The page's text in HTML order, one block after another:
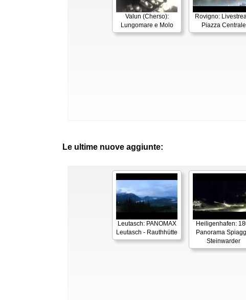
Valun (Cherso):
Lungomare e Molo
Rovigno:
Piazza Centrale
Le ultime nuove aggiunte:
Leutasch: PANOMAX
Leutasch - Rauthhütte
Heiligenhafen:
Panorama
Steinwarder